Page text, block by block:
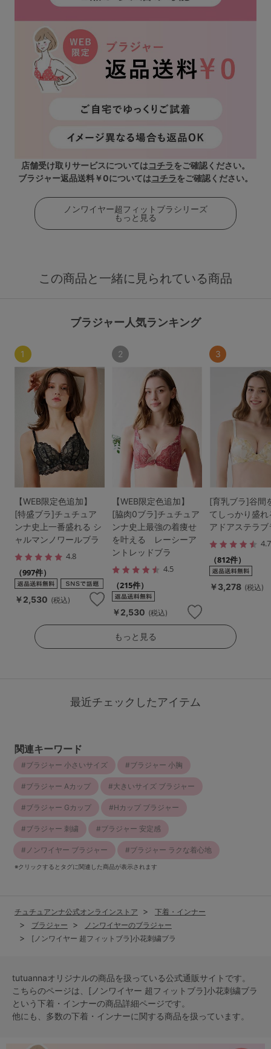
店舗受け取りサービスについてはコチラ をご確認ください。
ブラジャー返品送料￥0についてはコチラ をご確認ください。
ノンワイヤー超フィットブラシリーズ
もっと見る
この商品と一緒に見られている商品
ブラジャー人気ランキング
1
【WEB限定色追加】
[特盛ブラ]チュチュア
ンナ史上一番盛れる シ
ャルマンノワールブラ
4.8
（997件）
￥2,530 (税込)
2
【WEB限定色追加】
[脇肉0ブラ]チュチュア
ンナ史上最強の着痩せ
を叶える レーシーア
ントレッドブラ
4.5
（215件）
￥2,530 (税込)
3
[育乳ブラ]谷間
てしっかり盛
アドアステラブ
4.7
（812件）
￥3,278 (税込)
もっと見る
最近チェックしたアイテム
関連キーワード
ブラジャー 小さいサイズ ブラジャー 小胸
ブラジャー Aカップ 大きいサイズ ブラジャー
ブラジャー Gカップ Hカップ ブラジャー
ブラジャー 刺繍 ブラジャー 安定感
ノンワイヤー ブラジャー ブラジャー ラクな着心地
※クリックするとタグに関連した商品が表示されます
チュチュアンナ公式オンラインストア
下着・インナー
ブラジャー
ノンワイヤーのブラジャー
[ノンワイヤー 超フィットブラ]小花刺繍ブラ
tutuannaオリジナルの商品を扱っている公式通販サイトです。
こちらのページは、[ノンワイヤー 超フィットブラ]小花刺繍ブラ
という下着・インナーの商品詳細ページです。
他にも、多数の下着・インナーに関する商品を扱っています。